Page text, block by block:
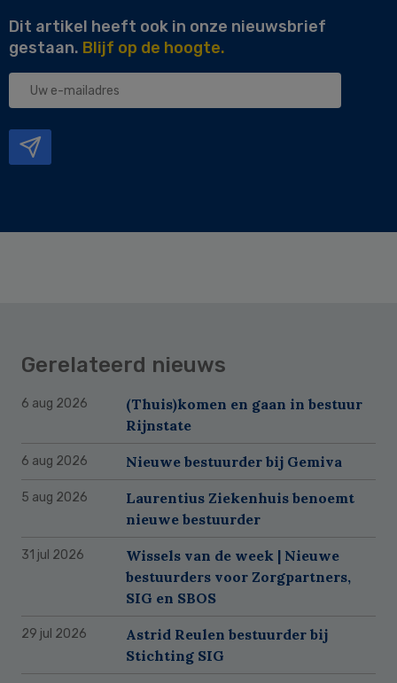
Dit artikel heeft ook in onze nieuwsbrief
gestaan. Blijf op de hoogte.
Uw
Gerelateerd nieuws
6 aug 2026
(Thuis)komen en gaan in bestuur
Rijnstate
6 aug 2026 Nieuwe bestuurder bij Gemiva
5 aug 2026
Laurentius Ziekenhuis benoemt
nieuwe bestuurder
31 jul 2026
Wissels van de week | Nieuwe
bestuurders voor Zorgpartners,
SIG en SBOS
29 jul 2026
Astrid Reulen bestuurder bij
Stichting SIG